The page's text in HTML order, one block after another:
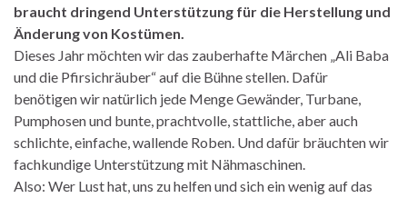
braucht dringend Unterstützung für die Herstellung und
Änderung von Kostümen.
Dieses Jahr möchten wir das zauberhafte Märchen „Ali Baba
und die Pfirsichräuber“ auf die Bühne stellen. Dafür
benötigen wir natürlich jede Menge Gewänder, Turbane,
Pumphosen und bunte, prachtvolle, stattliche, aber auch
schlichte, einfache, wallende Roben. Und dafür bräuchten wir
fachkundige Unterstützung mit Nähmaschinen.
Also: Wer Lust hat, uns zu helfen und sich ein wenig auf das